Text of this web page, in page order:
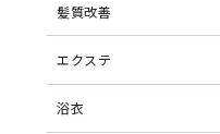
髪質改善
エクステ
浴衣